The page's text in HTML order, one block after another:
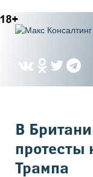
Вы
В
протесты
Трампа